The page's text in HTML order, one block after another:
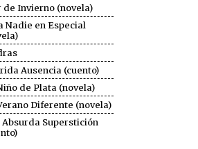
de Invierno (novela)
Nadie en Especial
Ausencia (cuento)
de Plata (novela)
Diferente (novela)
Absurda Superstición